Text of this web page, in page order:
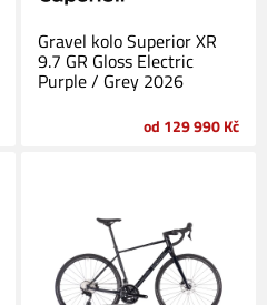
Gravel kolo Superior XR
9.7 GR Gloss Electric
Purple / Grey 2026
od 129 990 Kč